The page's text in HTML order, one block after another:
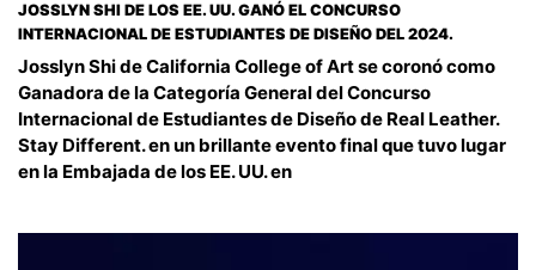
JOSSLYN SHI DE LOS EE. UU. GANÓ EL CONCURSO
INTERNACIONAL DE ESTUDIANTES DE DISEÑO DEL 2024.
Josslyn Shi de California College of Art se coronó como
Ganadora de la Categoría General del Concurso
Internacional de Estudiantes de Diseño de Real Leather.
Stay Different. en un brillante evento final que tuvo lugar
en la Embajada de los EE. UU. en